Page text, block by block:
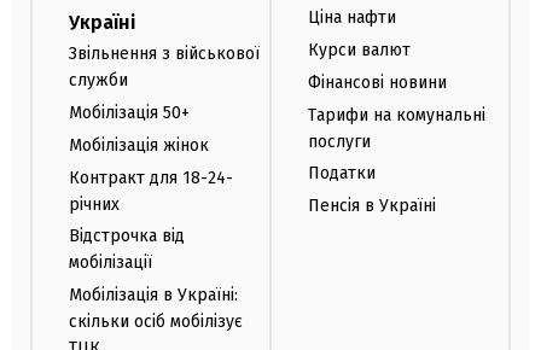
Україні
Звільнення з військової
служби
Мобілізація 50+
Мобілізація жінок
Контракт для 18-24-
річних
Відстрочка від
мобілізації
Мобілізація в Україні:
скільки осіб мобілізує
Ціна нафти
Курси валют
Фінансові новини
Тарифи на комунальні
послуги
Податки
Пенсія в Україні